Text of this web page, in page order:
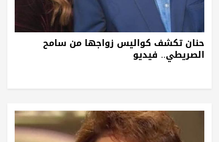
حنان تكشف كواليس زواجها من سامح
الصريطي.. فيديو